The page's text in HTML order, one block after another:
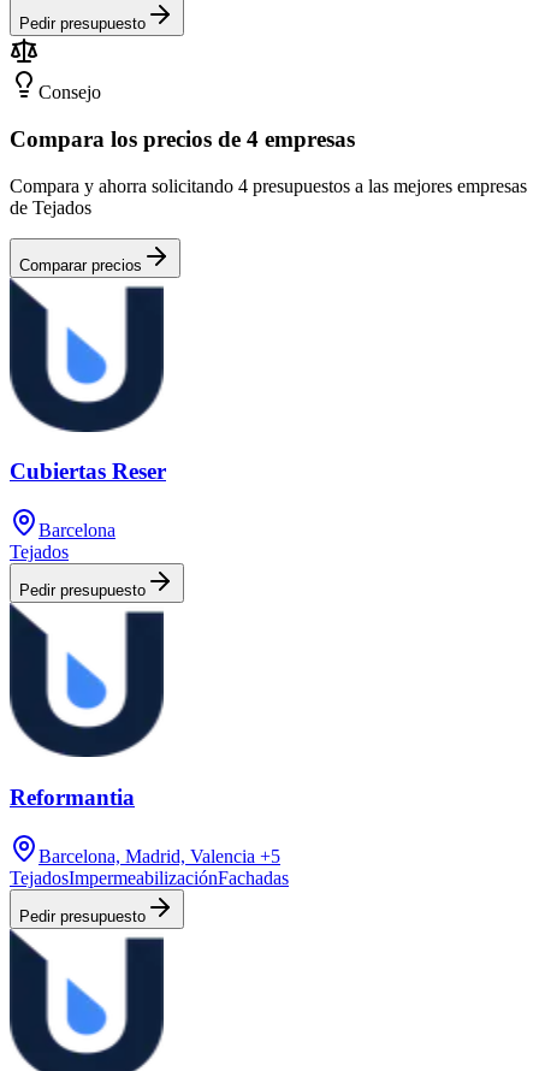
Pedir presupuesto
Consejo
Compara los precios de 4 empresas
Compara y ahorra solicitando 4 presupuestos a las mejores empresas
de Tejados
Comparar precios
Cubiertas Reser
Barcelona
Tejados
Pedir presupuesto
Reformantia
Barcelona, Madrid, Valencia +5
TejadosImpermeabilizaciónFachadas
Pedir presupuesto